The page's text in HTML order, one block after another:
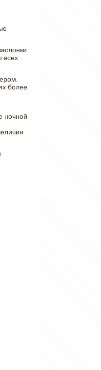
всех
более
ночной